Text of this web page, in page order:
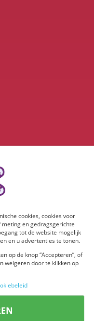
cookies, cookies voor
en gedragsgerichte
tot de website mogelijk
en u advertenties te tonen.
op de knop “Accepteren”, of
weigeren door te klikken op